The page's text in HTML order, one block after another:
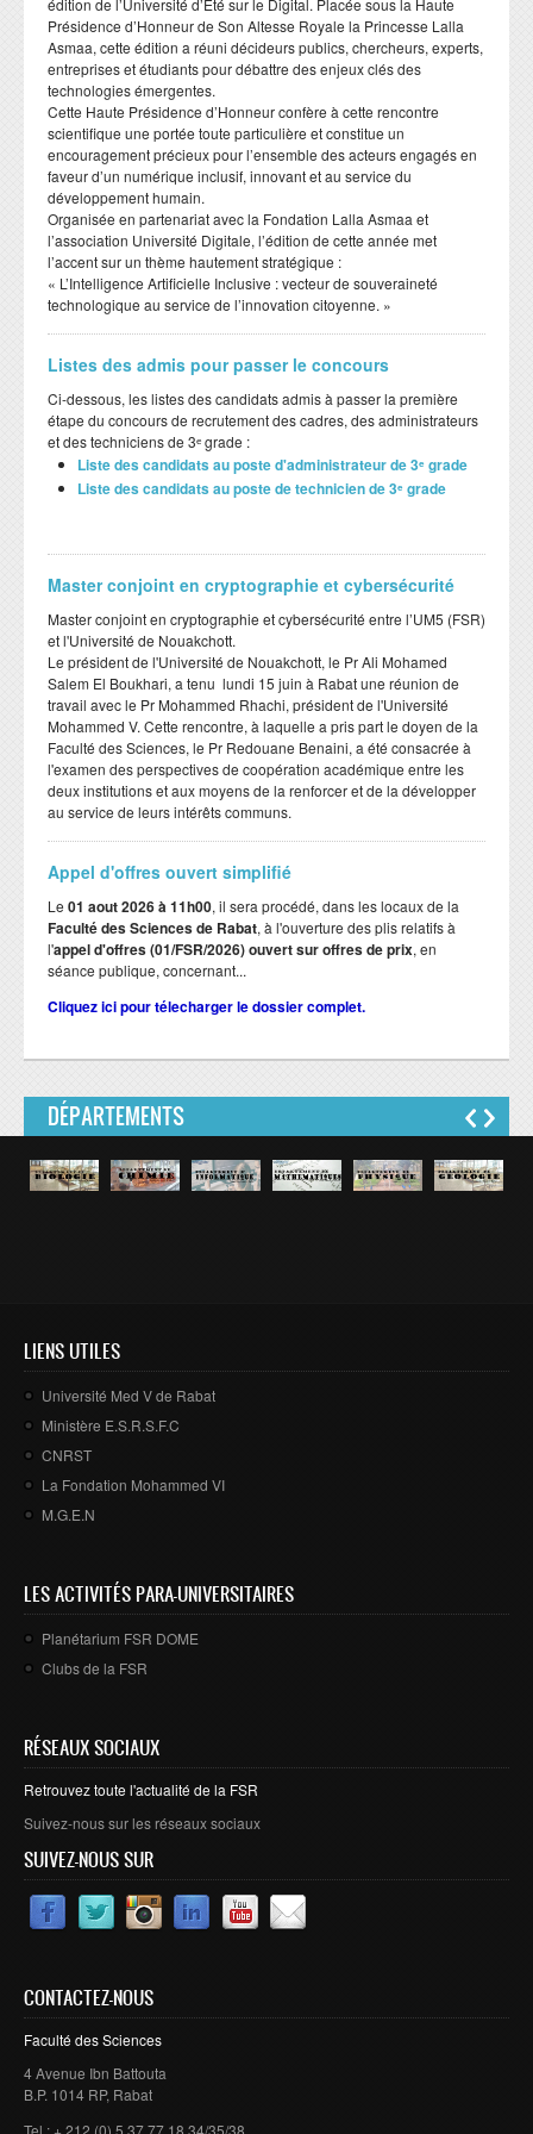
édition de l’Université d’Été sur le Digital. Placée sous la Haute
Présidence d’Honneur de Son Altesse Royale la Princesse Lalla
Asmaa, cette édition a réuni décideurs publics, chercheurs, experts,
entreprises et étudiants pour débattre des enjeux clés des
technologies émergentes.
​Cette Haute Présidence d’Honneur confère à cette rencontre
scientifique une portée toute particulière et constitue un
encouragement précieux pour l’ensemble des acteurs engagés en
faveur d’un numérique inclusif, innovant et au service du
développement humain.
​Organisée en partenariat avec la Fondation Lalla Asmaa et
l’association Université Digitale, l’édition de cette année met
l’accent sur un thème hautement stratégique :
​« L’Intelligence Artificielle Inclusive : vecteur de souveraineté
technologique au service de l’innovation citoyenne. »
Listes des admis pour passer le concours
Ci-dessous, les listes des candidats admis à passer la première
étape du concours de recrutement des cadres, des administrateurs
et des techniciens de 3ᵉ grade :
Liste des candidats au poste d'administrateur de 3ᵉ grade
Liste des candidats au poste de technicien de 3ᵉ grade
Master conjoint en cryptographie et cybersécurité
Master conjoint en cryptographie et cybersécurité entre l’UM5 (FSR)
et l'Université de Nouakchott.
Le président de l'Université de Nouakchott, le Pr Ali Mohamed
Salem El Boukhari, a tenu lundi 15 juin à Rabat une réunion de
travail avec le Pr Mohammed Rhachi, président de l'Université
Mohammed V. Cette rencontre, à laquelle a pris part le doyen de la
Faculté des Sciences, le Pr Redouane Benaini, a été consacrée à
l'examen des perspectives de coopération académique entre les
deux institutions et aux moyens de la renforcer et de la développer
au service de leurs intérêts communs.
Appel d'offres ouvert simplifié
Le 01 aout 2026 à 11h00, il sera procédé, dans les locaux de la
Faculté des Sciences de Rabat, à l'ouverture des plis relatifs à
l'appel d'offres (01/FSR/2026) ouvert sur offres de prix, en
séance publique, concernant...
Cliquez ici pour télecharger le dossier complet.
DÉPARTEMENTS
LIENS UTILES
Université Med V de Rabat
Ministère E.S.R.S.F.C
CNRST
La Fondation Mohammed VI
M.G.E.N
LES ACTIVITÉS PARA-UNIVERSITAIRES
Planétarium FSR DOME
Clubs de la FSR
RÉSEAUX SOCIAUX
Retrouvez toute l'actualité de la FSR
Suivez-nous sur les réseaux sociaux
SUIVEZ-NOUS SUR
CONTACTEZ-NOUS
Faculté des Sciences
4 Avenue Ibn Battouta
B.P. 1014 RP, Rabat
Tel : + 212 (0) 5 37 77 18 34/35/38